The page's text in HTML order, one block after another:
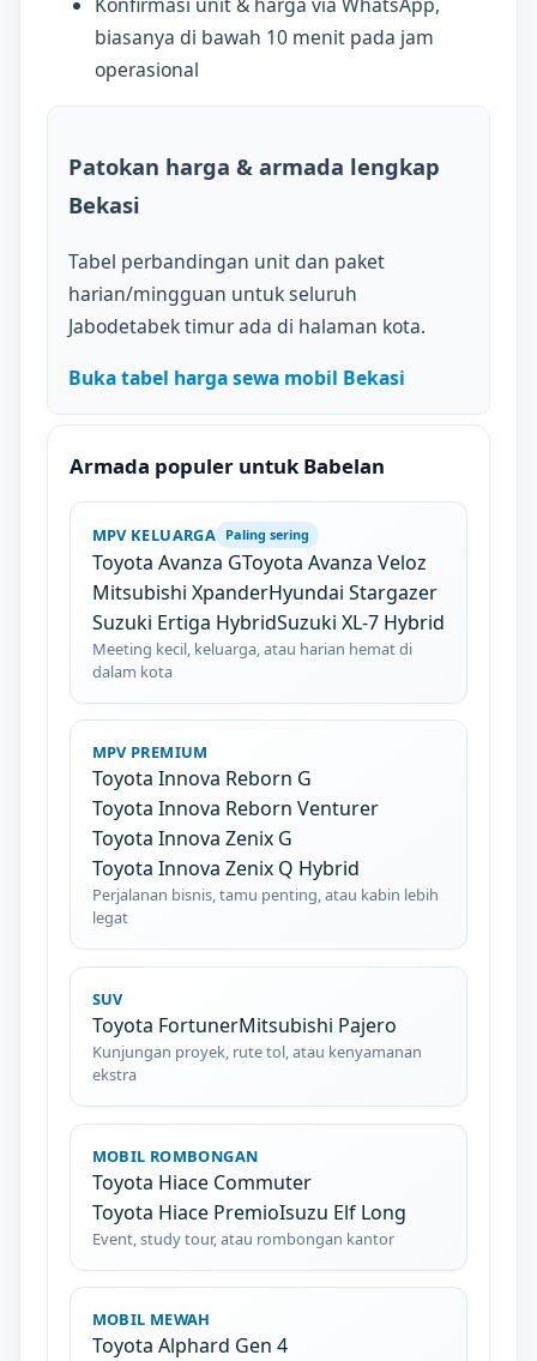
biasanya di bawah 10 menit pada jam
operasional
Patokan harga & armada lengkap
Bekasi
Tabel perbandingan unit dan paket
harian/mingguan untuk seluruh
Jabodetabek timur ada di halaman kota.
Buka tabel harga sewa mobil Bekasi
Armada populer untuk Babelan
MPV KELUARGA Paling sering
Toyota Avanza GToyota Avanza Veloz
Mitsubishi XpanderHyundai Stargazer
Suzuki Ertiga HybridSuzuki XL-7 Hybrid
Meeting kecil, keluarga, atau harian hemat di
dalam kota
MPV PREMIUM
Toyota Innova Reborn G
Toyota Innova Reborn Venturer
Toyota Innova Zenix G
Toyota Innova Zenix Q Hybrid
Perjalanan bisnis, tamu penting, atau kabin lebih
legat
SUV
Toyota FortunerMitsubishi Pajero
Kunjungan proyek, rute tol, atau kenyamanan
ekstra
MOBIL ROMBONGAN
Toyota Hiace Commuter
Toyota Hiace PremioIsuzu Elf Long
Event, study tour, atau rombongan kantor
MOBIL MEWAH
Toyota Alphard Gen 4